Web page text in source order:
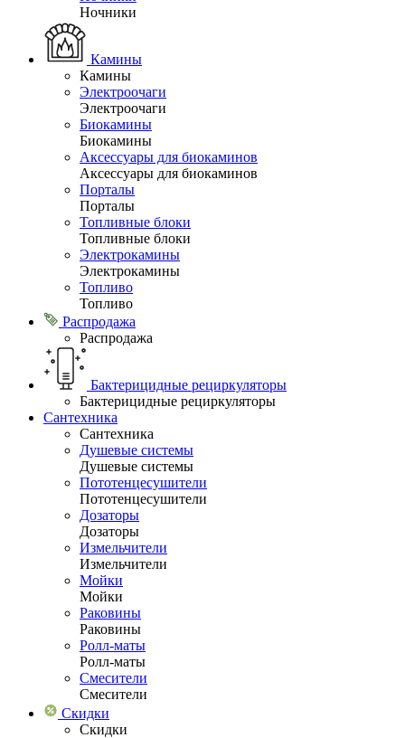
Ночники
Камины
Камины
Электроочаги
Электроочаги
Биокамины
Биокамины
Аксессуары для биокаминов
Аксессуары для биокаминов
Порталы
Порталы
Топливные блоки
Топливные блоки
Электрокамины
Электрокамины
Топливо
Топливо
Распродажа
Распродажа
Бактерицидные рециркуляторы
Бактерицидные рециркуляторы
Сантехника
Сантехника
Душевые системы
Душевые системы
Пототенцесушители
Пототенцесушители
Дозаторы
Дозаторы
Измельчители
Измельчители
Мойки
Мойки
Раковины
Раковины
Ролл-маты
Ролл-маты
Смесители
Смесители
Скидки
Скидки